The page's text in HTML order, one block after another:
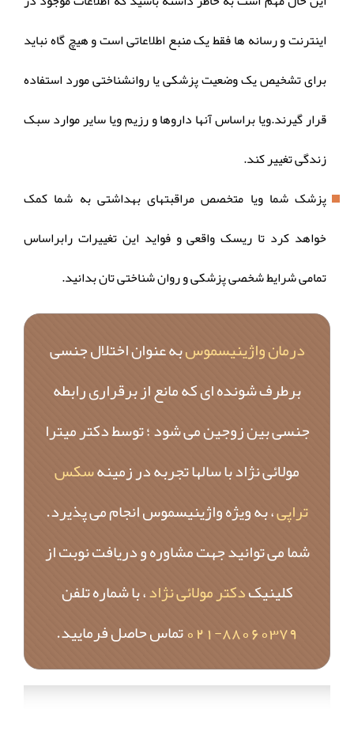
اینترنت و رسانه ها فقط یک منبع اطلاعاتی است و هیچ گاه نباید
برای تشخیص یک وضعیت پزشکی یا روانشناختی مورد استفاده
قرار گیرند.ویا براساس آنها داروها و رزیم ویا سایر موارد سبک
زندگی تغییر کند.
پزشک شما ویا متخصص مراقبتهای بهداشتی به شما کمک
خواهد کرد تا ریسک واقعی و فواید این تغییرات رابراساس
تمامی شرایط شخصی پزشکی و روان شناختی تان بدانید.
درمان واژینیسموسبه عنوان اختلال جنسی
برطرف شونده ای که مانع از برقراری رابطه
جنسی بین زوجین می شود ؛ توسط دکتر میترا
مولائی نژاد با سالها تجربه در زمینهسکس
تراپی، به ویژه واژینیسموس انجام می پذیرد.
شما می توانید جهت مشاوره و دریافت نوبت از
کلینیکدکتر مولائی نژاد، با شماره تلفن
88060379-021
تماس حاصل فرمایید.